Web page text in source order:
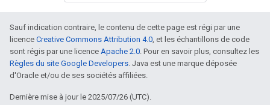
Sauf indication contraire, le contenu de cette page est régi par une
licence Creative Commons Attribution 4.0, et les échantillons de code
sont régis par une licence Apache 2.0. Pour en savoir plus, consultez les
Règles du site Google Developers. Java est une marque déposée
d'Oracle et/ou de ses sociétés affiliées.
Dernière mise à jour le 2025/07/26 (UTC).